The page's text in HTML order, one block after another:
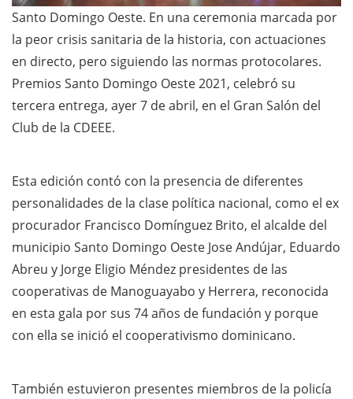
Santo Domingo Oeste. En una ceremonia marcada por
la peor crisis sanitaria de la historia, con actuaciones
en directo, pero siguiendo las normas protocolares.
Premios Santo Domingo Oeste 2021, celebró su
tercera entrega, ayer 7 de abril, en el Gran Salón del
Club de la CDEEE.
Esta edición contó con la presencia de diferentes
personalidades de la clase política nacional, como el ex
procurador Francisco Domínguez Brito, el alcalde del
municipio Santo Domingo Oeste Jose Andújar, Eduardo
Abreu y Jorge Eligio Méndez presidentes de las
cooperativas de Manoguayabo y Herrera, reconocida
en esta gala por sus 74 años de fundación y porque
con ella se inició el cooperativismo dominicano.
También estuvieron presentes miembros de la policía